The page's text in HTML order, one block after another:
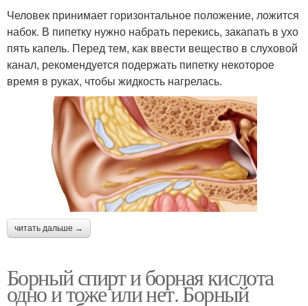
Человек принимает горизонтальное положение, ложится
набок. В пипетку нужно набрать перекись, закапать в ухо
пять капель. Перед тем, как ввести вещество в слуховой
канал, рекомендуется подержать пипетку некоторое
время в руках, чтобы жидкость нагрелась.
читать дальше →
Борный спирт и борная кислота
одно и тоже или нет. Борный